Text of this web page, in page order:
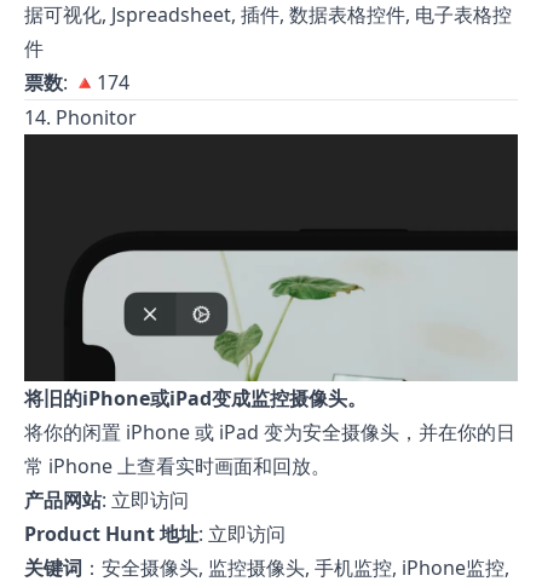
据可视化, Jspreadsheet, 插件, 数据表格控件, 电子表格控
件
票数: 🔺174
14. Phonitor
将旧的iPhone或iPad变成监控摄像头。
将你的闲置 iPhone 或 iPad 变为安全摄像头，并在你的日
常 iPhone 上查看实时画面和回放。
产品网站: 立即访问
Product Hunt 地址: 立即访问
关键词 ：安全摄像头, 监控摄像头, 手机监控, iPhone监控,